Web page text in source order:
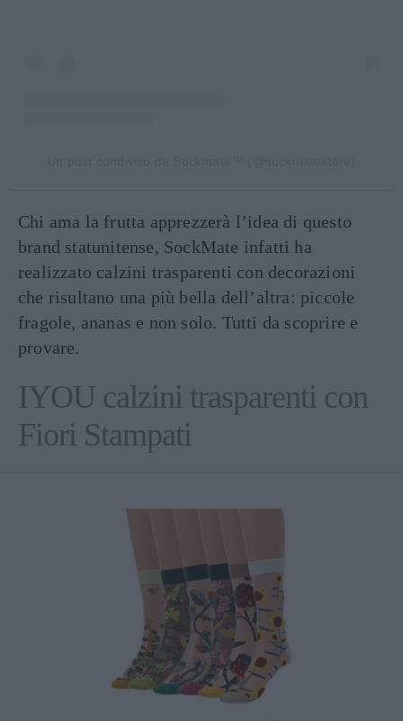
Chi ama la frutta apprezzerà l’idea di questo
brand statunitense, SockMate infatti ha
realizzato calzini trasparenti con decorazioni
che risultano una più bella dell’altra: piccole
fragole, ananas e non solo. Tutti da scoprire e
provare.
IYOU calzini trasparenti con
Fiori Stampati